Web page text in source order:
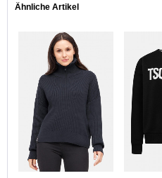
Ähnliche Artikel